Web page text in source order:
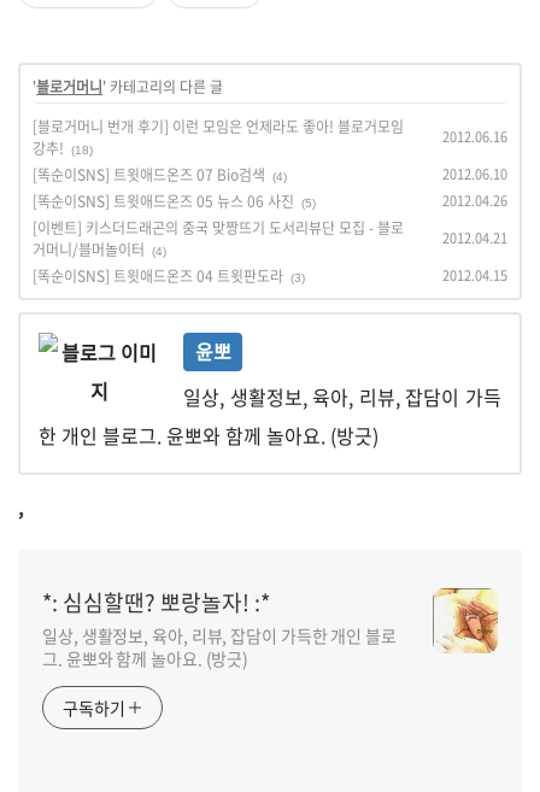
'블로거머니' 카테고리의 다른 글
[블로거머니 번개 후기] 이런 모임은 언제라도 좋아! 블로거모임
강추!
(18)
2012.06.16
[똑순이SNS] 트윗애드온즈 07 Bio검색 (4) 2012.06.10
[똑순이SNS] 트윗애드온즈 05 뉴스 06 사진 (5) 2012.04.26
[이벤트] 키스더드래곤의 중국 맞짱뜨기 도서리뷰단 모집 - 블로
거머니/블머놀이터
(4)
2012.04.21
[똑순이SNS] 트윗애드온즈 04 트윗판도라 (3) 2012.04.15
윤뽀
일상, 생활정보, 육아, 리뷰, 잡담이 가득
한 개인 블로그. 윤뽀와 함께 놀아요. (방긋)
,
*: 심심할땐? 뽀랑놀자! :*
일상, 생활정보, 육아, 리뷰, 잡담이 가득한 개인 블로
그. 윤뽀와 함께 놀아요. (방긋)
구독하기